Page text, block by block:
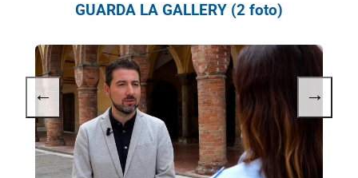
GUARDA LA GALLERY (2 foto)
← →